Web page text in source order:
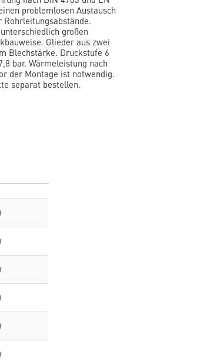
problemlosen Austausch
großen
Glieder aus zwei
Blechstärke. Druckstufe 6
bar. Wärmeleistung nach
der Montage ist notwendig.
separat bestellen.